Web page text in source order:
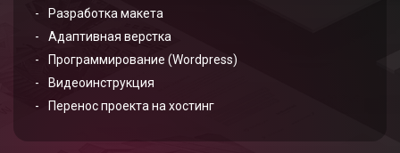
Разработка макета
Адаптивная верстка
Программирование (Wordpress)
Видеоинструкция
Перенос проекта на хостинг